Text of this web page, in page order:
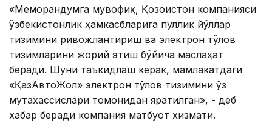
«Меморандумга мувофиқ, Қозоғистон компанияси
ўзбекистонлик ҳамкасбларига пуллик йўллар
тизимини ривожлантириш ва электрон тўлов
тизимларини жорий этиш бўйича маслаҳат
беради. Шуни таъкидлаш керак, мамлакатдаги
«ҚазАвтоЖол» электрон тўлов тизимини ўз
мутахассислари томонидан яратилган», - деб
хабар беради компания матбуот хизмати.